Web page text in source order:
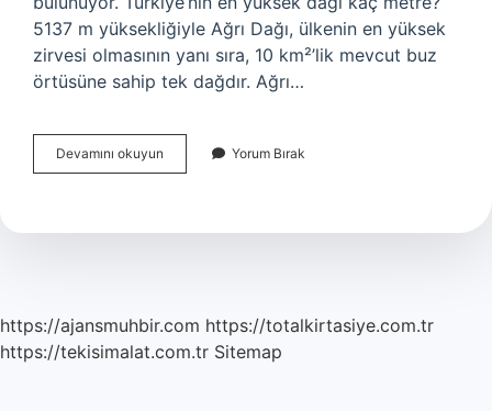
5137 m yüksekliğiyle Ağrı Dağı, ülkenin en yüksek
zirvesi olmasının yanı sıra, 10 km²’lik mevcut buz
örtüsüne sahip tek dağdır. Ağrı…
Devamını okuyun Hüseyin
Gazi
Metre
Yorum Bırak
https://ajansmuhbir.com https://totalkirtasiye.com.tr
https://tekisimalat.com.tr Sitemap